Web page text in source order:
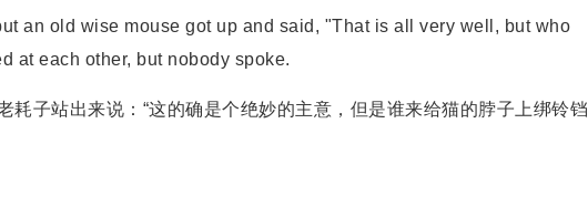
old wise mouse got up and said, "That is all very well, but who
at each other, but nobody spoke.
子站出来说：“这的确是个绝妙的主意，但是谁来给猫的脖子上绑铃铛